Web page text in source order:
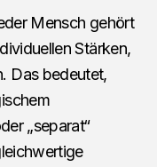
Mensch gehört
Stärken,
Das bedeutet,
„separat“